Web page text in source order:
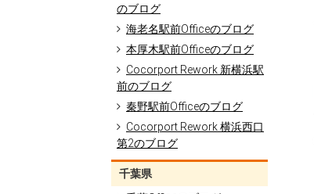
のブログ
海老名駅前Officeのブログ
本厚木駅前Officeのブログ
Cocorport Rework 新横浜駅
前のブログ
秦野駅前Officeのブログ
Cocorport Rework 横浜西口
第2のブログ
千葉県